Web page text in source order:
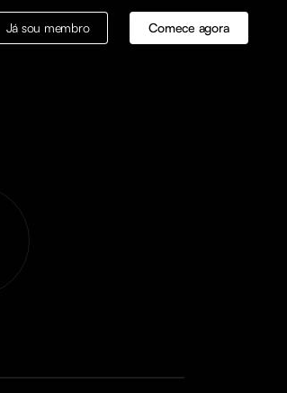
Já sou membro Comece agora